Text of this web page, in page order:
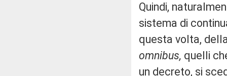
Quindi,
sistema di
questa volta,
omnibus, quelli
un decreto, si